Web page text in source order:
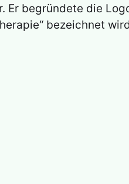
Er begründete die
bezeichnet